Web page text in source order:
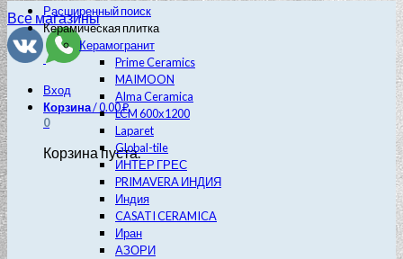
Все магазины
Вход
Корзина/0.00₽
0
Корзина пуста.
Расширенный поиск
Керамическая плитка
Керамогранит
Prime Ceramics
MAIMOON
Alma Ceramica
LCM 600х1200
Laparet
Global-tile
ИНТЕР ГРЕС
PRIMAVERA ИНДИЯ
Индия
CASATI CERAMICA
Иран
АЗОРИ